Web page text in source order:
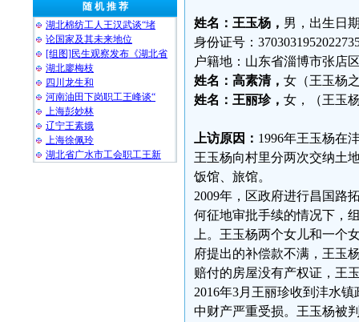
随 机 推 荐
湖北棉纺工人王汉武谈“堵
论国家及其未来地位
[组图]民生观察发布《湖北省
湖北廖梅枝
四川龙生和
河南油田下岗职工王峰谈“
上海彭妙林⁩
辽宁王素娥
上海徐佩玲
湖北省广水市工会职工王新
姓名：王玉杨， 男，出生日
身份证号：
户籍地：山东省淄博市张店
姓名：高素清， 女（王玉杨
姓名：王丽珍， 女，（王玉
上访原因： 1996年王玉杨在
王玉杨向村里分两次交纳土
饭馆、旅馆。
2009年，区政府进行昌国路
何征地审批手续的情况下，
上。王玉杨两个女儿和一个
府提出的补偿款不满，王玉
赔付的房屋没有产权证，王
2016年3月王丽珍收到沣水
中财产严重受损。王玉杨被